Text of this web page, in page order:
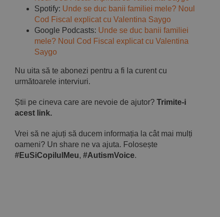
Spotify: Unde se duc banii familiei mele? Noul
Cod Fiscal explicat cu Valentina Saygo
Google Podcasts: Unde se duc banii familiei
mele? Noul Cod Fiscal explicat cu Valentina
Saygo
Nu uita să te abonezi pentru a fi la curent cu
următoarele interviuri.
Știi pe cineva care are nevoie de ajutor? Trimite-i
acest link.
Vrei să ne ajuți să ducem informația la cât mai mulți
oameni? Un share ne va ajuta. Folosește
#EuSiCopilulMeu, #AutismVoice.